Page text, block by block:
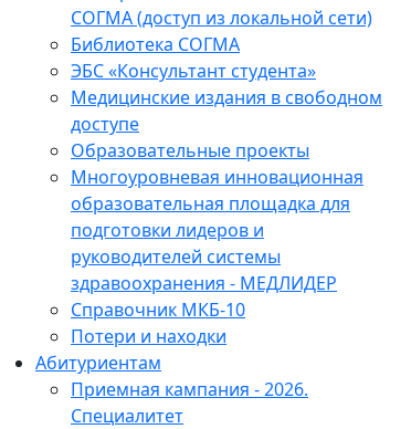
СОГМА (доступ из локальной сети)
Библиотека СОГМА
ЭБС «Консультант студента»
Медицинские издания в свободном
доступе
Образовательные проекты
Многоуровневая инновационная
образовательная площадка для
подготовки лидеров и
руководителей системы
здравоохранения - МЕДЛИДЕР
Справочник МКБ-10
Потери и находки
Абитуриентам
Приемная кампания - 2026.
Специалитет